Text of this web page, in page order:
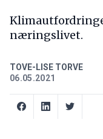
næringslivet.
TOVE-LISE TORVE
06.05.2021